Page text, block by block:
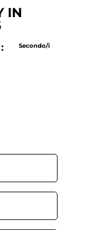
IN
: Secondo/i